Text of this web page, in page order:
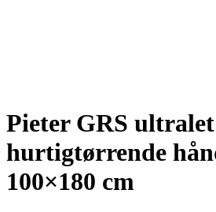
Pieter GRS
hurtigtørrende
100×180 cm